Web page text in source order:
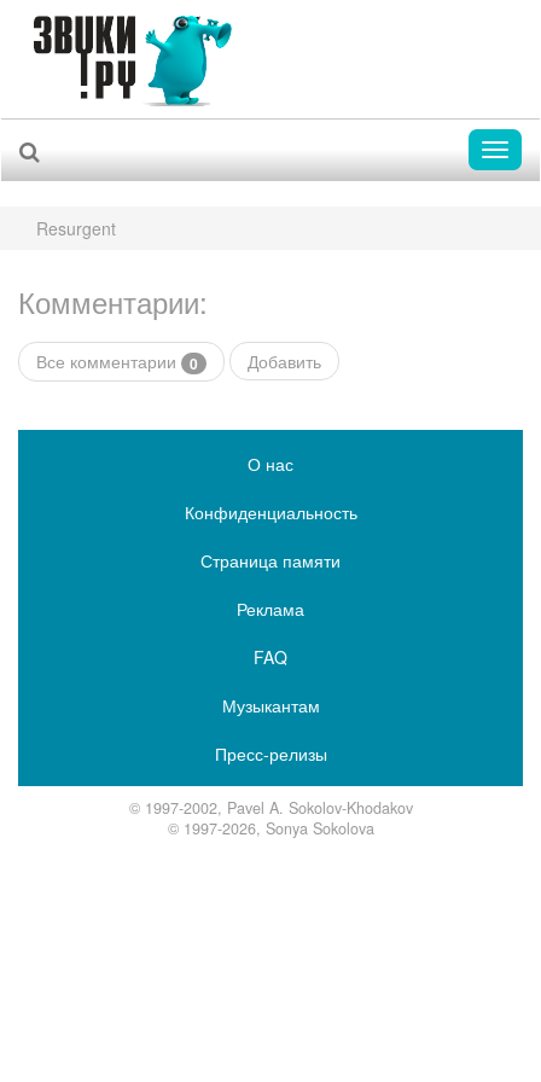
Resurgent
Комментарии:
Все комментарии 0 Добавить
О нас
Конфиденциальность
Страница памяти
Реклама
FAQ
Музыкантам
Пресс-релизы
© 1997-2002, Pavel A. Sokolov-Khodakov
© 1997-2026, Sonya Sokolova